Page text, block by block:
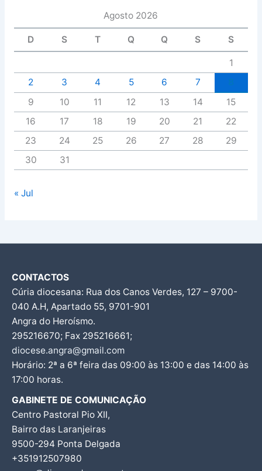
Agosto 2026
D S T Q Q S S
1
2
3 4 5 6 7
9
10 11 12 13 14
15
16
17 18 19 20 21
22
23
24 25 26 27 28
29
30
31
« Jul
CONTACTOS
Cúria diocesana: Rua dos Canos Verdes, 127 – 9700-
040 A.H, Apartado 55, 9701-901
Angra do Heroísmo.
295216670; Fax 295216661;
diocese.angra@gmail.com
Horário: 2ª a 6ª feira das 09:00 às 13:00 e das 14:00 às
17:00 horas.
GABINETE DE COMUNICAÇÃO
Centro Pastoral Pio XII,
Bairro das Laranjeiras
9500-294 Ponta Delgada
+351912507980